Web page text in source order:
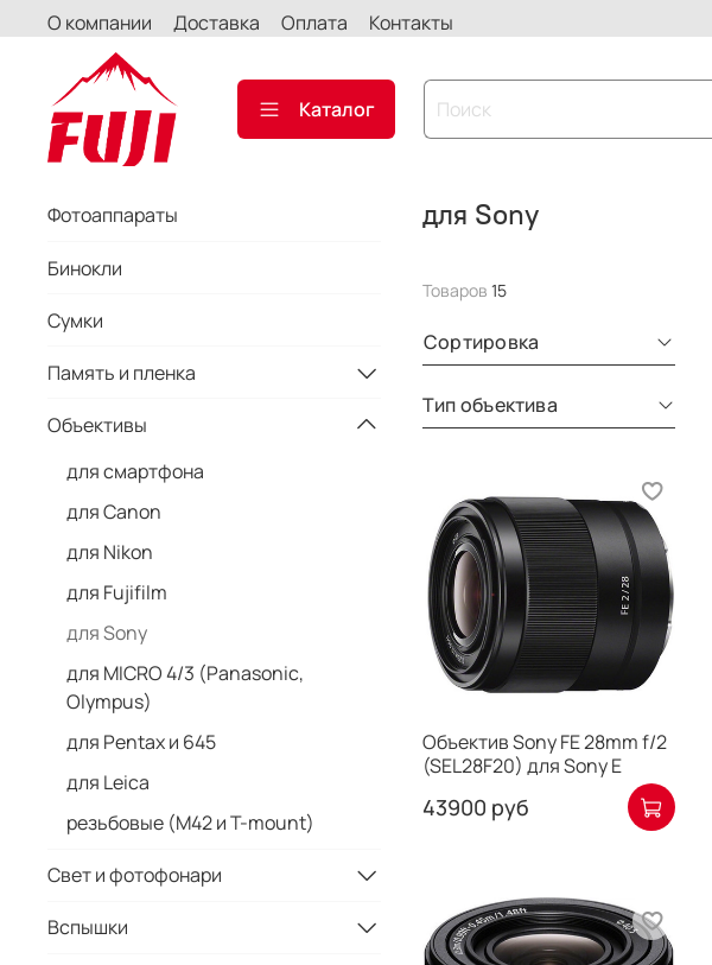
О компании Доставка Оплата Контакты
Каталог
для Sony
Товаров 15
Сортировка
Тип объектива
Объектив Sony FE 28mm f/2
(SEL28F20) для Sony E
43900 руб
Фотоаппараты
Бинокли
Сумки
Память и пленка
Объективы
для смартфона
для Canon
для Nikon
для Fujifilm
для Sony
для MICRO 4/3 (Panasonic,
Olympus)
для Pentax и 645
для Leica
резьбовые (М42 и T-mount)
Свет и фотофонари
Вспышки